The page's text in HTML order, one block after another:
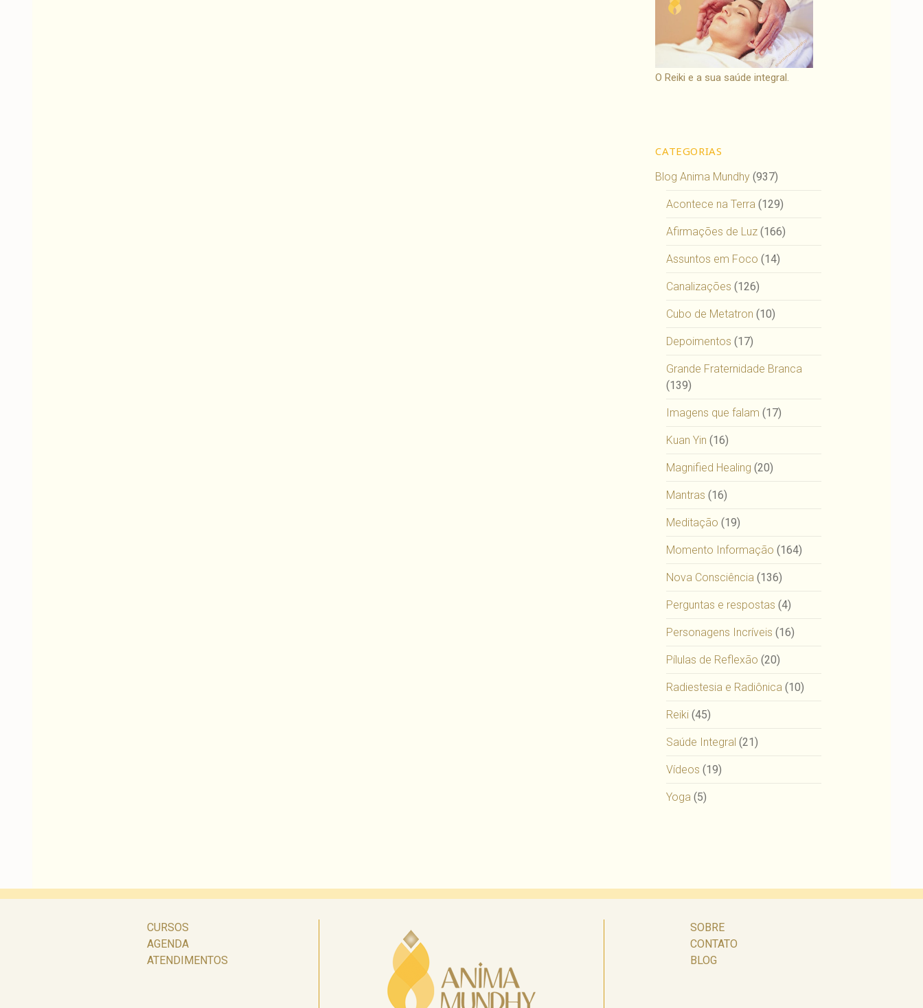
O Reiki e a sua saúde integral.
CATEGORIAS
Blog Anima Mundhy (937)
Acontece na Terra (129)
Afirmações de Luz (166)
Assuntos em Foco (14)
Canalizações (126)
Cubo de Metatron (10)
Depoimentos (17)
Grande Fraternidade Branca
(139)
Imagens que falam (17)
Kuan Yin (16)
Magnified Healing (20)
Mantras (16)
Meditação (19)
Momento Informação (164)
Nova Consciência (136)
Perguntas e respostas (4)
Personagens Incríveis (16)
Pílulas de Reflexão (20)
Radiestesia e Radiônica (10)
Reiki (45)
Saúde Integral (21)
Vídeos (19)
Yoga (5)
CURSOS
AGENDA
ATENDIMENTOS
SOBRE
CONTATO
BLOG